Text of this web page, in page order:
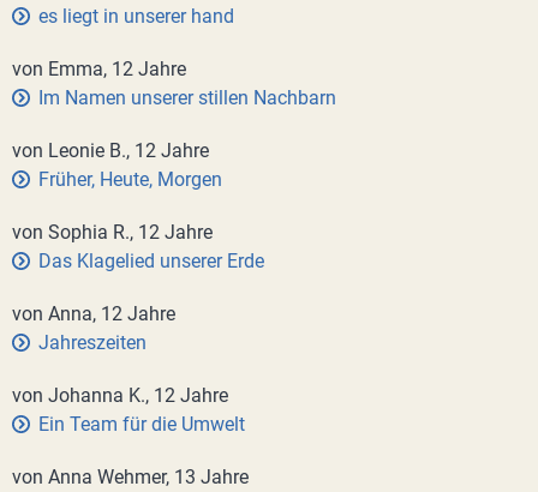
es liegt in unserer hand
von Emma, 12 Jahre
Im Namen unserer stillen Nachbarn
von Leonie B., 12 Jahre
Früher, Heute, Morgen
von Sophia R., 12 Jahre
Das Klagelied unserer Erde
von Anna, 12 Jahre
Jahreszeiten
von Johanna K., 12 Jahre
Ein Team für die Umwelt
von Anna Wehmer, 13 Jahre